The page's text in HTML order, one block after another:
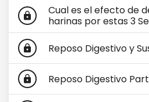
lock
Cual es el efecto de
harinas por estas 3
lock Reposo Digestivo y
lock Reposo Digestivo